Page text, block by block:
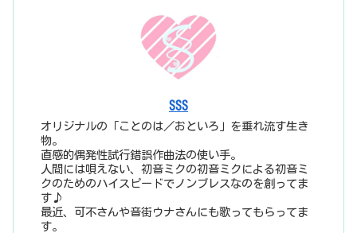
SSS
オリジナルの「ことのは／おといろ」を垂れ流す生き
物。
直感的偶発性試行錯誤作曲法の使い手。
人間には唄えない、初音ミクの初音ミクによる初音ミ
クのためのハイスピードでノンブレスなのを創ってま
す♪
最近、可不さんや音街ウナさんにも歌ってもらってま
す。